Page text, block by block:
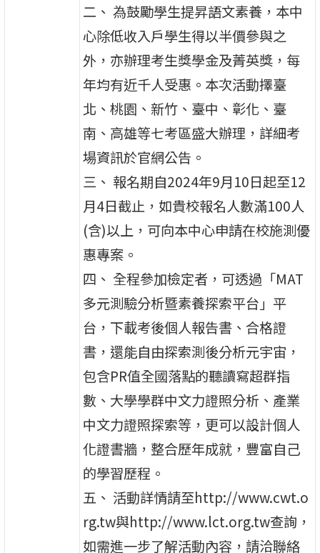
二、 為鼓勵學生提昇語文素養，本中
心除低收入戶學生得以半價參與之
外，亦辦理考生獎學金及菁英獎，每
年均有近千人受惠。本次活動擇臺
北、桃園、新竹、臺中、彰化、臺
南、高雄等七考區盛大辦理，詳細考
場資訊於官網公告。
三、 報名期自2024年9月10日起至12
月4日截止，如貴校報名人數滿100人
(含)以上，可向本中心申請在校施測優
惠專案。
四、 全程參加檢定者，可透過「MAT
多元測驗分析暨素養探索平台」平
台，下載考後個人報告書、合格證
書，還能自由探索測後分析元宇宙，
包含PR值全國落點的聽讀寫超群指
數、大學學群中文力證照分析、產業
中文力證照探索等，更可以設計個人
化證書牆，整合歷年成就，豐富自己
的學習歷程。
五、 活動詳情請至http://www.cwt.o
rg.tw與http://www.lct.org.tw查詢，
如需進一步了解活動內容，請洽聯絡